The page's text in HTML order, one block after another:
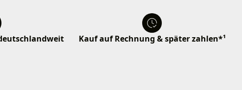
Kauf auf Rechnung & später zahlen*¹